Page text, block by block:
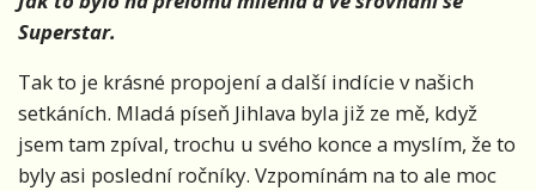
Superstar.
Tak to je krásné propojení a další indície v našich
setkáních. Mladá píseň Jihlava byla již ze mě, když
jsem tam zpíval, trochu u svého konce a myslím, že to
byly asi poslední ročníky. Vzpomínám na to ale moc